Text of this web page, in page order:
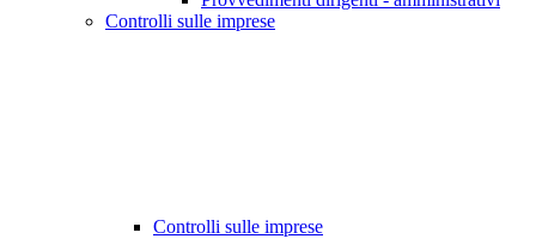
Controlli sulle imprese
Controlli sulle imprese